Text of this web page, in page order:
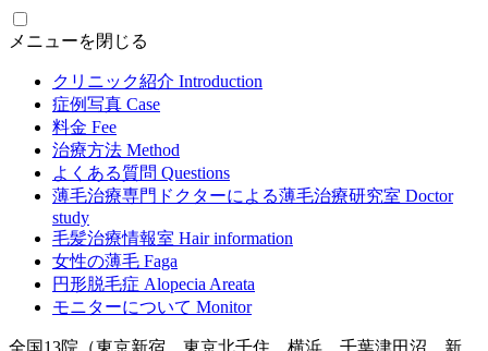
メニューを閉じる
クリニック紹介 Introduction
症例写真 Case
料金 Fee
治療方法 Method
よくある質問 Questions
薄毛治療専門ドクターによる薄毛治療研究室 Doctor
study
毛髪治療情報室 Hair information
女性の薄毛 Faga
円形脱毛症 Alopecia Areata
モニターについて Monitor
全国13院（東京新宿、東京北千住、横浜、千葉津田沼、新